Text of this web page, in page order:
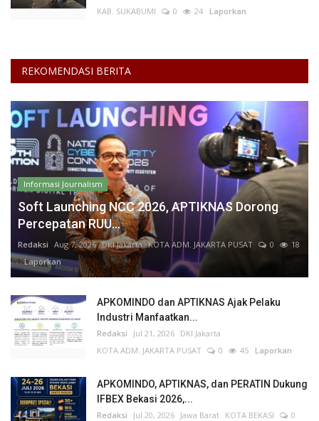
KAB. SUKABUMI
0 24 Laporkan
REKOMENDASI BERITA
Informasi Journalism
Soft Launching NCC 2026, APTIKNAS Dorong
Percepatan RUU...
Redaksi Aug 7, 2026 DKI Jakarta KOTA ADM. JAKARTA PUSAT 0
18
Laporkan
APKOMINDO dan APTIKNAS Ajak Pelaku
Industri Manfaatkan...
Redaksi Jul 21, 2026 DKI Jakarta
KOTA ADM. JAKARTA PUSAT
0 45 Laporkan
APKOMINDO, APTIKNAS, dan PERATIN Dukung
IFBEX Bekasi 2026,...
Redaksi Jul 20, 2026 Jawa Barat KOTA BEKASI
0